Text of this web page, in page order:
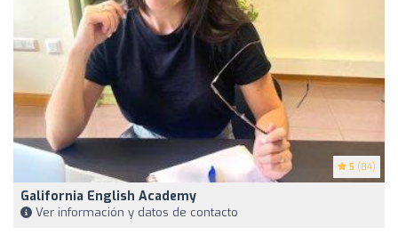
5 (84)
Galifornia English Academy
Ver información y datos de contacto